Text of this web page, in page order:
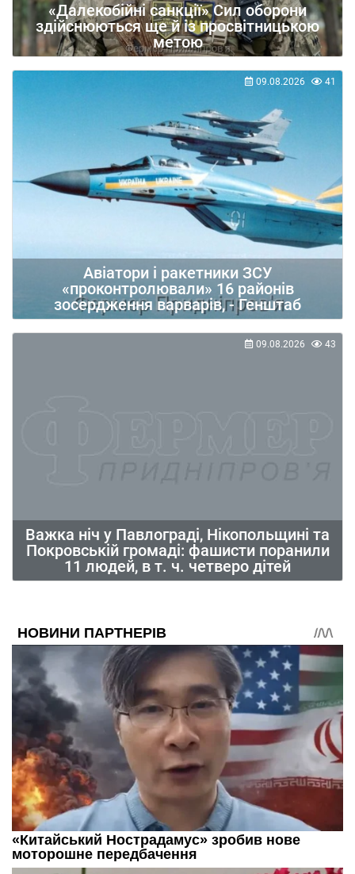
«Далекобійні санкції» Сил оборони
здійснюються ще й із просвітницькою
метою
Авіатори і ракетники ЗСУ
«проконтролювали» 16 районів
зосердження варварів, - Генштаб
09.08.2026 41
Важка ніч у Павлограді, Нікопольщині та
Покровській громаді: фашисти поранили
11 людей, в т. ч. четверо дітей
09.08.2026 43